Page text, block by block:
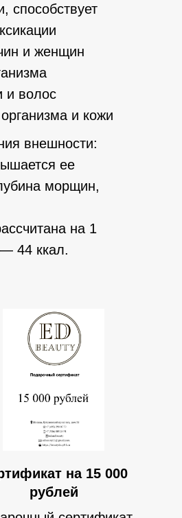
способствует
и женщин
и волос
и кожи
внешности:
ее
морщин,
на 1
44 ккал.
на 15 000
рублей